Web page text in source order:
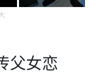
父女恋